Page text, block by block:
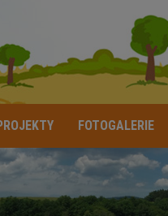
FOTOGALERIE